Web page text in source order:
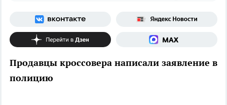
Продавцы кроссовера написали заявление в
полицию